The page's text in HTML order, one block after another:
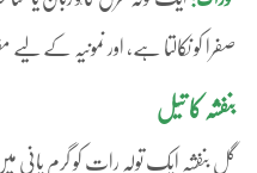
صفرا کو نکالتا ہے، اور نمونیہ کے لیے
بنفشہ کا تیل
گل بنفشہ ایک تولہ رات کو گرم